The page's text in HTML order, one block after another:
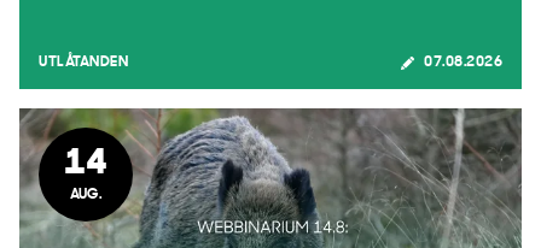
UTLÅTANDEN 07.08.2026
14
AUG.